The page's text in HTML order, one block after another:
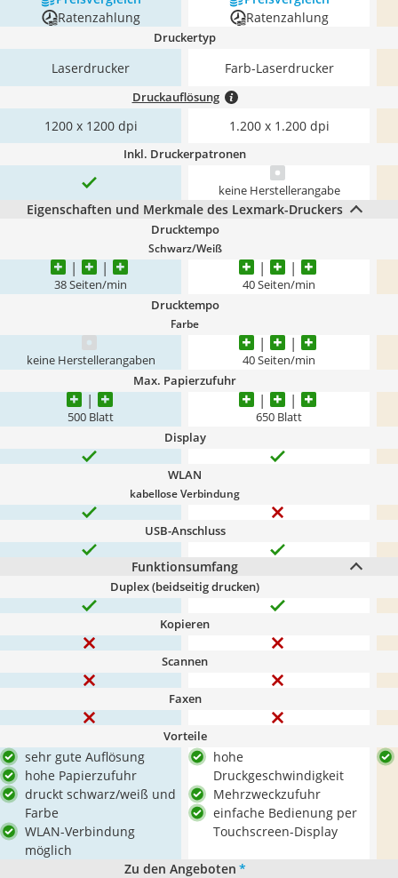
Ratenzahlung
Ratenzahlung
Druckertyp
Laserdrucker Farb-Laserdrucker
Druckauflösung
1200 x 1200 dpi 1.200 x 1.200 dpi
Inkl. Druckerpatronen
keine Herstellerangabe
Eigenschaften und Merkmale des Lexmark-Druckers
Drucktempo
Schwarz/Weiß
38 Seiten/min 40 Seiten/min
Drucktempo
Farbe
keine Herstellerangaben 40 Seiten/min
Max. Papierzufuhr
500 Blatt 650 Blatt
Display
WLAN
kabellose Verbindung
USB-Anschluss
Funktionsumfang
Duplex (beidseitig drucken)
Kopieren
Scannen
Faxen
Vorteile
sehr gute Auflösung
hohe Papierzufuhr
druckt schwarz/weiß und
Farbe
WLAN-Verbindung
möglich
hohe
Druckgeschwindigkeit
Mehrzweckzufuhr
einfache Bedienung per
Touchscreen-Display
Zu den Angeboten *